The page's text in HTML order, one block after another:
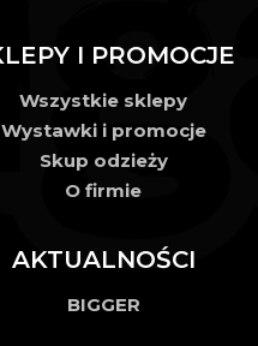
I PROMOCJE
Wszystkie sklepy
Wystawki i promocje
Skup odzieży
O firmie
AKTUALNOŚCI
BIGGER